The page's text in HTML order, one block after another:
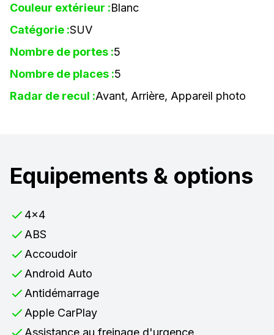
Couleur extérieur :Blanc
Catégorie :SUV
Nombre de portes :5
Nombre de places :5
Radar de recul :Avant, Arrière, Appareil photo
Equipements & options
4x4
ABS
Accoudoir
Android Auto
Antidémarrage
Apple CarPlay
Assistance au freinage d'urgence